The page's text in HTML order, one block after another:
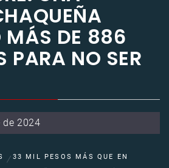
MÁS DE 886
PARA NO SER
de 2024
33 MIL PESOS MÁS QUE EN